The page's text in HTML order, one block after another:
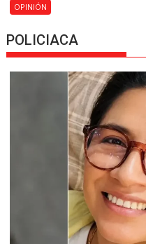
OPINIÓN
POLICIACA